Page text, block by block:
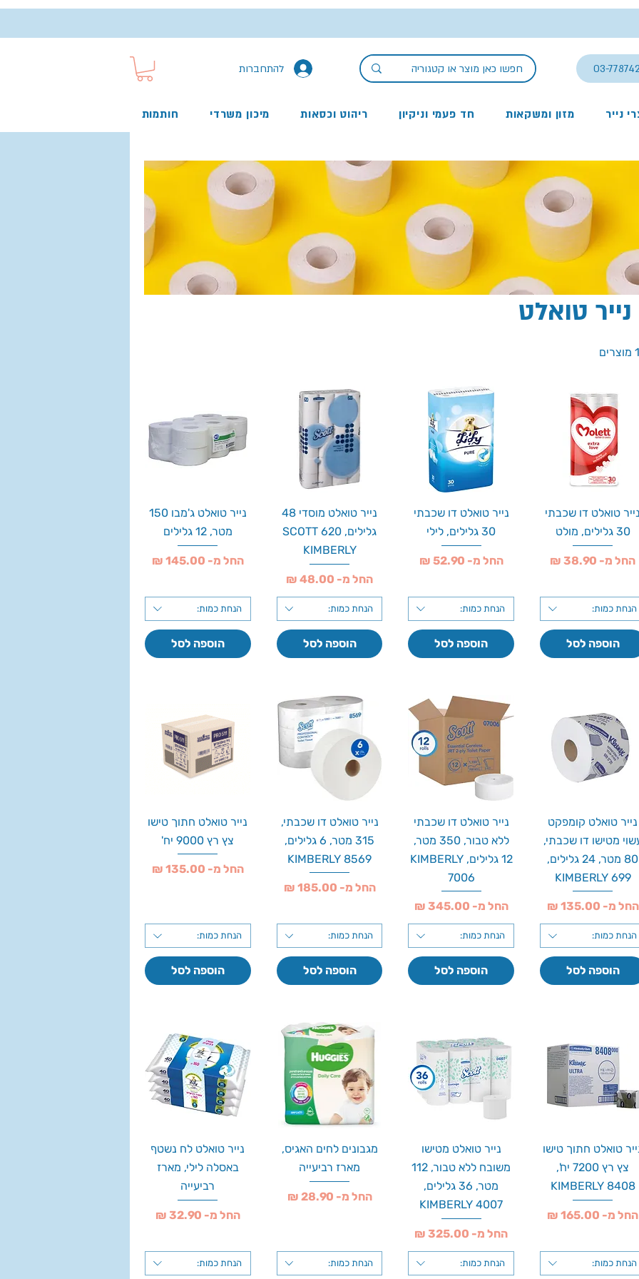
להתחברות 03-
נייר מזון ומשקאות חד פעמי וניקיון ריהוט וכסאות מיכון משרדי חותמות
נייר טואלט
טואלט דו שכבתי
30 גלילים, מולט
החל מ-
מחיר מבצע
הנחת כמות:
הוספה לסל
נייר טואלט דו שכבתי
30 גלילים, לילי
החל מ-
מחיר מבצע
הנחת כמות:
הוספה לסל
נייר טואלט מוסדי 48
גלילים, 620 SCOTT
KIMBERLY
החל מ-
מחיר מבצע
הנחת כמות:
הוספה לסל
נייר טואלט ג'מבו 150
מטר, 12 גלילים
החל מ-
מחיר מבצע
הנחת כמות:
הוספה לסל
נייר טואלט קומפקט
מטישו דו שכבתי,
80 מטר, 24 גלילים,
KIMBERLY 699
החל מ-
מחיר מבצע
הנחת כמות:
הוספה לסל
נייר טואלט דו שכבתי
ללא טבור, 350 מטר,
12 גלילים, KIMBERLY
7006
החל מ-
מחיר מבצע
הנחת כמות:
הוספה לסל
נייר טואלט דו שכבתי,
315 מטר, 6 גלילים,
KIMBERLY 8569
החל מ-
מחיר מבצע
הנחת כמות:
הוספה לסל
נייר טואלט חתוך טישו
צץ רץ 9000 יח'
החל מ-
מחיר מבצע
הנחת כמות:
הוספה לסל
טואלט חתוך טישו
צץ רץ 7200 יח',
KIMBERLY 8408
החל מ-
מחיר מבצע
הנחת כמות:
נייר טואלט מטישו
משובח ללא טבור, 112
מטר, 36 גלילים,
KIMBERLY 4007
החל מ-
מחיר מבצע
הנחת כמות:
מגבונים לחים האגיס,
מארז רביעייה
החל מ-
מחיר מבצע
הנחת כמות:
נייר טואלט לח נשטף
באסלה לילי, מארז
רביעייה
החל מ-
מחיר מבצע
הנחת כמות: